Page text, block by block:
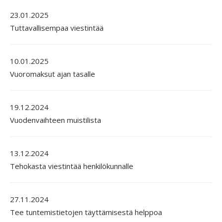
23.01.2025
Tuttavallisempaa viestintää
10.01.2025
Vuoromaksut ajan tasalle
19.12.2024
Vuodenvaihteen muistilista
13.12.2024
Tehokasta viestintää henkilökunnalle
27.11.2024
Tee tuntemistietojen täyttämisestä helppoa